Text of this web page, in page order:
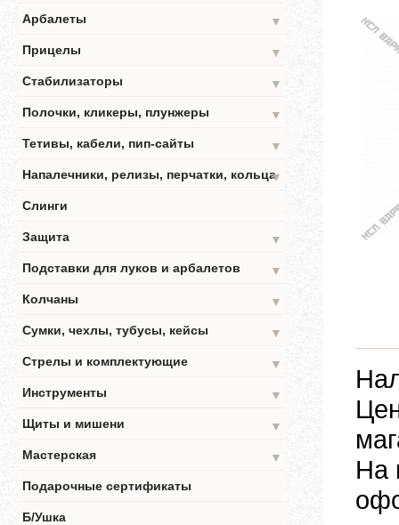
Арбалеты
▼
Прицелы
▼
Стабилизаторы
▼
Полочки, кликеры, плунжеры
▼
Тетивы, кабели, пип-сайты
▼
Напалечники, релизы, перчатки, кольца▼
Слинги
Защита
▼
Подставки для луков и арбалетов
▼
Колчаны
▼
Сумки, чехлы, тубусы, кейсы
▼
Стрелы и комплектующие
▼
Инструменты
▼
Щиты и мишени
▼
Мастерская
▼
Подарочные сертификаты
Б/Ушка
На